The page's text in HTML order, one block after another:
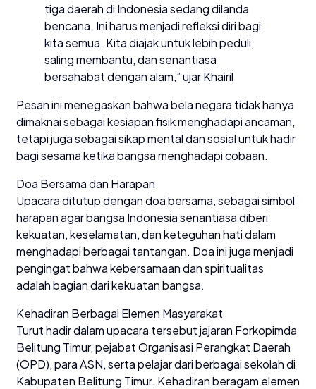
tiga daerah di Indonesia sedang dilanda
bencana. Ini harus menjadi refleksi diri bagi
kita semua. Kita diajak untuk lebih peduli,
saling membantu, dan senantiasa
bersahabat dengan alam,” ujar Khairil
Pesan ini menegaskan bahwa bela negara tidak hanya
dimaknai sebagai kesiapan fisik menghadapi ancaman,
tetapi juga sebagai sikap mental dan sosial untuk hadir
bagi sesama ketika bangsa menghadapi cobaan.
Doa Bersama dan Harapan
Upacara ditutup dengan doa bersama, sebagai simbol
harapan agar bangsa Indonesia senantiasa diberi
kekuatan, keselamatan, dan keteguhan hati dalam
menghadapi berbagai tantangan. Doa ini juga menjadi
pengingat bahwa kebersamaan dan spiritualitas
adalah bagian dari kekuatan bangsa.
Kehadiran Berbagai Elemen Masyarakat
Turut hadir dalam upacara tersebut jajaran Forkopimda
Belitung Timur, pejabat Organisasi Perangkat Daerah
(OPD), para ASN, serta pelajar dari berbagai sekolah di
Kabupaten Belitung Timur. Kehadiran beragam elemen